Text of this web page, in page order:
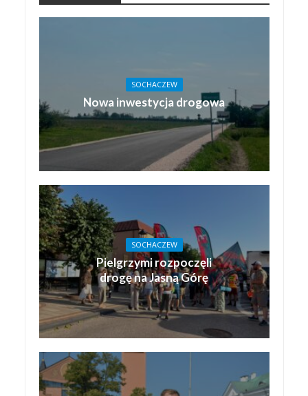
SOCHACZEW
Nowa inwestycja drogowa
SOCHACZEW
Pielgrzymi rozpoczęli
drogę na Jasną Górę